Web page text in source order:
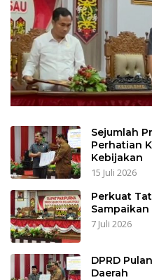
Sejumlah
Perhatian
Kebijakan
15 Juli 2026
Perkuat
7 Juli 2026
DPRD
Daerah